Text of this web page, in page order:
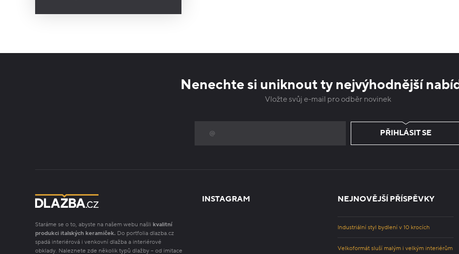
Nenechte si uniknout ty nejvýhodnější
Vložte svůj e-mail pro odběr novinek
PŘIHLÁSIT SE
Staráme se o to, abyste na našem webu našli kvalitní
produkci italských keramiček. Do portfolia dlazba.cz
spadá interiérová i venkovní dlažba a interiérové
obklady. Naleznete zde několik typů dlažby – od imitace
INSTAGRAM NEJNOVĚJŠÍ PŘÍSPĚVKY
Industriální styl bydlení v 10 krocích
Velkoformát sluší malým i velkým interiérům